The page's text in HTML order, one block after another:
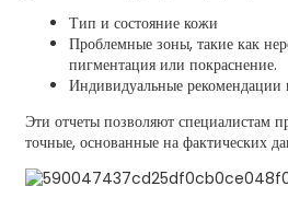
Тип и состояние кожи
Проблемные зоны, такие как
пигментация или покраснение.
Индивидуальные
Эти отчеты позволяют специалистам
точные, основанные на фактических